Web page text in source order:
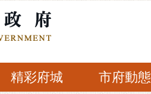
精彩府城 市府動態